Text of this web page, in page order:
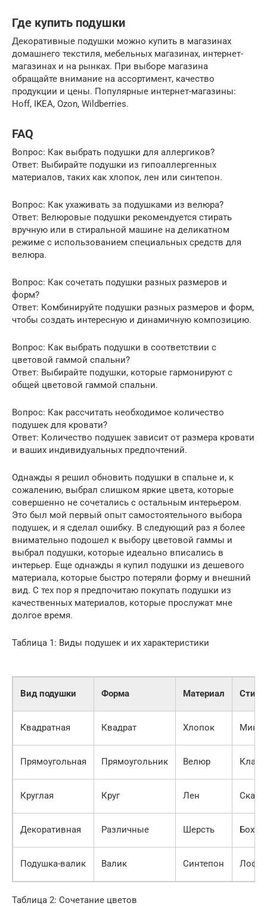
Где купить подушки
Декоративные подушки можно купить в магазинах
домашнего текстиля, мебельных магазинах, интернет-
магазинах и на рынках. При выборе магазина
обращайте внимание на ассортимент, качество
продукции и цены. Популярные интернет-магазины:
Hoff, IKEA, Ozon, Wildberries.
FAQ
Вопрос: Как выбрать подушки для аллергиков?
Ответ: Выбирайте подушки из гипоаллергенных
материалов, таких как хлопок, лен или синтепон.
Вопрос: Как ухаживать за подушками из велюра?
Ответ: Велюровые подушки рекомендуется стирать
вручную или в стиральной машине на деликатном
режиме с использованием специальных средств для
велюра.
Вопрос: Как сочетать подушки разных размеров и
форм?
Ответ: Комбинируйте подушки разных размеров и форм,
чтобы создать интересную и динамичную композицию.
Вопрос: Как выбрать подушки в соответствии с
цветовой гаммой спальни?
Ответ: Выбирайте подушки, которые гармонируют с
общей цветовой гаммой спальни.
Вопрос: Как рассчитать необходимое количество
подушек для кровати?
Ответ: Количество подушек зависит от размера кровати
и ваших индивидуальных предпочтений.
Однажды я решил обновить подушки в спальне и, к
сожалению, выбрал слишком яркие цвета, которые
совершенно не сочетались с остальным интерьером.
Это был мой первый опыт самостоятельного выбора
подушек, и я сделал ошибку. В следующий раз я более
внимательно подошел к выбору цветовой гаммы и
выбрал подушки, которые идеально вписались в
интерьер. Еще однажды я купил подушки из дешевого
материала, которые быстро потеряли форму и внешний
вид. С тех пор я предпочитаю покупать подушки из
качественных материалов, которые прослужат мне
долгое время.
Таблица 1: Виды подушек и их характеристики
Вид подушки Форма Материал Стиль
Квадратная Квадрат Хлопок
Прямоугольная Прямоугольник Велюр
Круглая Круг Лен
Декоративная Различные Шерсть Бохо
Подушка-валик Валик Синтепон Лофт
Таблица 2: Сочетание цветов